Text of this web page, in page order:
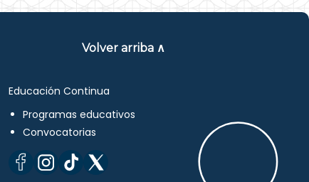
Volver arriba ∧
Educación Continua
Programas educativos
Convocatorias